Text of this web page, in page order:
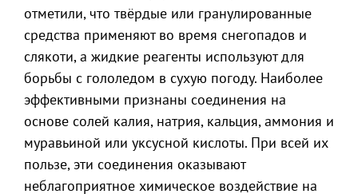
отметили, что твёрдые или гранулированные
средства применяют во время снегопадов и
слякоти, а жидкие реагенты используют для
борьбы с гололедом в сухую погоду. Наиболее
эффективными признаны соединения на
основе солей калия, натрия, кальция, аммония и
муравьиной или уксусной кислоты. При всей их
пользе, эти соединения оказывают
неблагоприятное химическое воздействие на